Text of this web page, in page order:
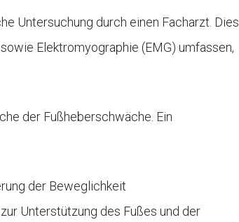
Untersuchung durch einen Facharzt. Dies
Elektromyographie (EMG) umfassen,
der Fußheberschwäche. Ein
der Beweglichkeit
Unterstützung des Fußes und der